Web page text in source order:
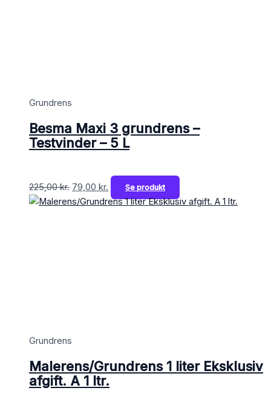
Grundrens
Besma Maxi 3 grundrens –
Testvinder – 5 L
225,00kr. 79,00 kr. Se produkt
Grundrens
Malerens/Grundrens 1 liter Eksklusiv
afgift. A 1 ltr.